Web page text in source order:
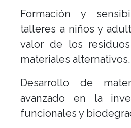
Formación y
talleres a niños y
valor de los
materiales alternativos.
Desarrollo de
avanzado en la
funcionales y